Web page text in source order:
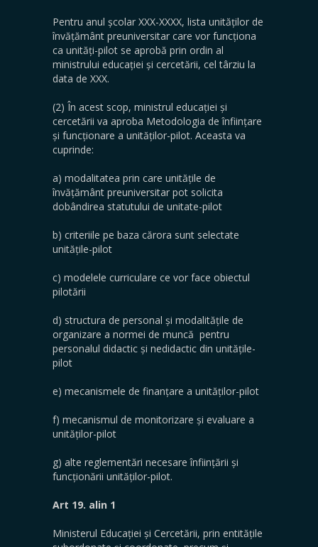
Pentru anul școlar XXX-XXXX, lista unităților de
învățământ preuniversitar care vor funcționa
ca unități-pilot se aprobă prin ordin al
ministrului educației și cercetării, cel târziu la
data de XXX.
(2) În acest scop, ministrul educației și
cercetării va aproba Metodologia de înființare
și funcționare a unităților-pilot. Aceasta va
cuprinde:
a) modalitatea prin care unitățile de
învățământ preuniversitar pot solicita
dobândirea statutului de unitate-pilot
b) criteriile pe baza cărora sunt selectate
unitățile-pilot
c) modelele curriculare ce vor face obiectul
pilotării
d) structura de personal și modalitățile de
organizare a normei de muncă pentru
personalul didactic și nedidactic din unitățile-
pilot
e) mecanismele de finanțare a unităților-pilot
f) mecanismul de monitorizare și evaluare a
unităților-pilot
g) alte reglementări necesare înființării și
funcționării unităților-pilot.
Art 19. alin 1
Ministerul Educației și Cercetării, prin entitățile